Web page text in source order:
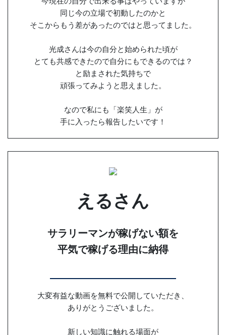
同じ今の立場で初動したのかと
そこからもう差があったのではと思ってました。
光成さんは今の自分と始められた頃が
とても共感できたので自分にもできるのでは？
と励まされた気持ちで
頑張ってみようと思えました。
なので私にも「楽笑人生」が
手に入ったら報告したいです！
えるさん
サラリーマンが稼げない額を
平気で稼げる理由に納得
大変有益な動画を無料で公開していただき、
ありがとうございました。
新しい知識に触れる場面が